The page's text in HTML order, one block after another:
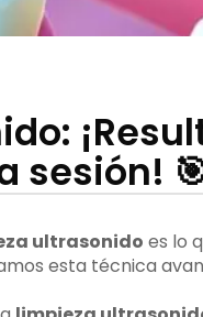
sesión!
ultrasonido es lo
esta técnica